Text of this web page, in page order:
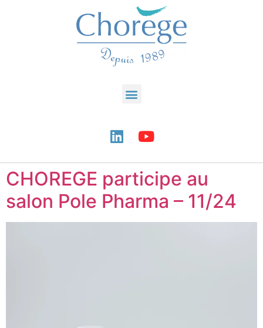
CHOREGE participe au
salon Pole Pharma – 11/24